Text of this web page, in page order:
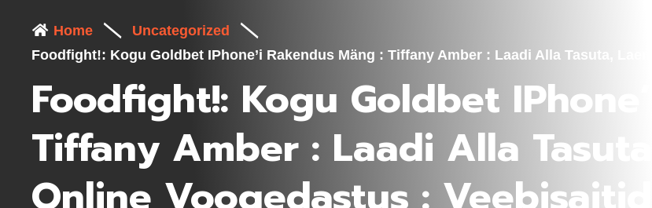
Home
Uncategorized
Foodfight!: Kogu Goldbet IPhone’i Rakendus Mäng : Tiffany Amber : Laadi Alla Tasuta,
Foodfight!: Kogu Goldbet
Tiffany Amber : Laadi Alla Tasuta,